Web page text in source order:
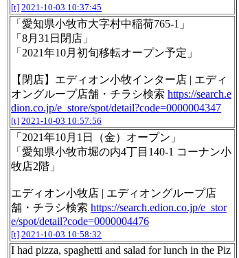
[t] 2021-10-03 10:37:45
「愛知県小牧市大字村中稲荷765-1」
「8月31日閉店」
「2021年10月初旬移転オープン予定」
【閉店】エディオン小牧インター店 | エディ
オングループ店舗・チラシ検索 https://search.e
dion.co.jp/e_store/spot/detail?code=0000004347
[t] 2021-10-03 10:57:56
「2021年10月1日（金）オープン」
「愛知県小牧市堀の内4丁目140-1 コーナン小
牧店2階」
エディオン小牧店 | エディオングループ店
舗・チラシ検索 https://search.edion.co.jp/e_stor
e/spot/detail?code=0000004476
[t] 2021-10-03 10:58:32
I had pizza, spaghetti and salad for lunch in the Piz